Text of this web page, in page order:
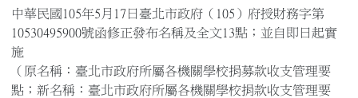
中華民國105年5月17日臺北市政府（105）府授財務字第
10530495900號函修正發布名稱及全文13點；並自即日起實
施
（原名稱：臺北市政府所屬各機關學校捐募款收支管理要
點；新名稱：臺北市政府所屬各機關學校捐款收支管理要